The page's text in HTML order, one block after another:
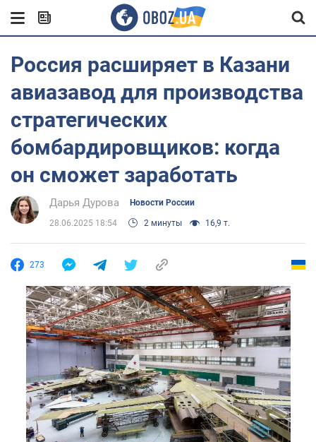
Россия расширяет в Казани
авиазавод для производства
стратегических
бомбардировщиков: когда
он сможет заработать
Дарья Дурова Новости России
28.06.2025 18:54 2 минуты 16,9 т.
273